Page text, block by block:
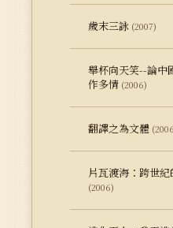
歲末三詠 (2007)
舉杯向天笑--論中
作多情 (2006)
翻譯之為文體
片瓦渡海：跨世
(2006)